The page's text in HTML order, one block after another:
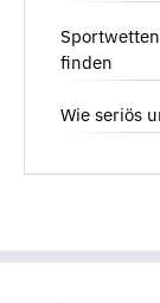
finden
Wie seriös